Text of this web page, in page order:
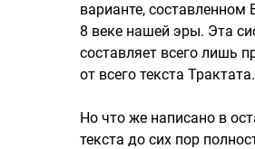
варианте, составленном
8 веке нашей эры. Эта
составляет всего лишь
от всего текста Трактата.
Но что же написано в
текста до сих пор